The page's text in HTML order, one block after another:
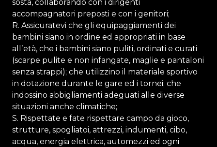
sosta, collaborando con i dirigenti
accompagnatori preposti e con i genitori;
R. Assicuratevi che gli equipaggiamenti dei
bambini siano in ordine ed appropriati in base
allʼetà, che i bambini siano puliti, ordinati e curati
(scarpe pulite e non infangate, maglie e pantaloni
senza strappi); che utilizzino il materiale sportivo
in dotazione durante le gare ed i tornei; che
indossino abbigliamenti adeguati alle diverse
situazioni anche climatiche;
S. Rispettate e fate rispettare campo da gioco,
strutture, spogliatoi, attrezzi, indumenti, cibo,
acqua, energia elettrica, automezzi ed ogni